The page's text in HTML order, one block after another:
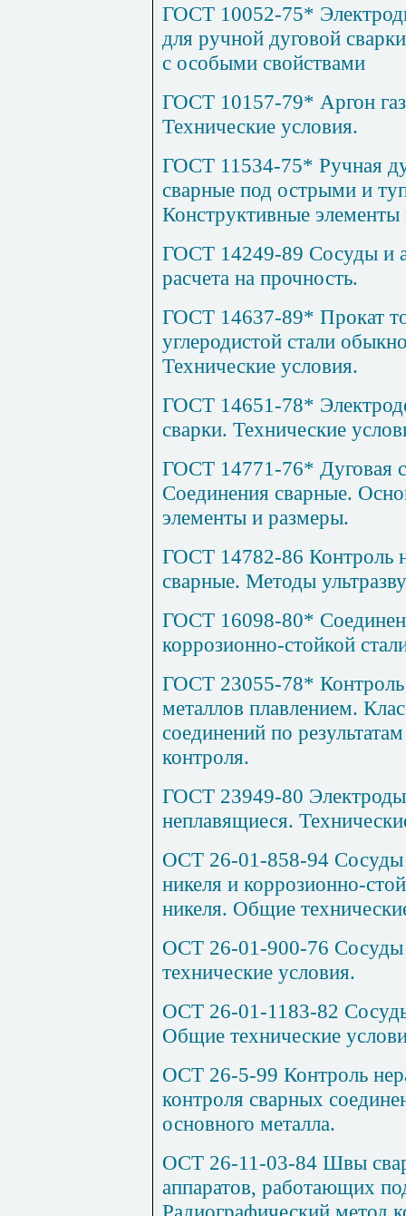
ГОСТ 10052-75*
для ручной дуговой
с особыми свойствами
ГОСТ 10157-79* Аргон
Технические условия.
ГОСТ 11534-75* Ручная
сварные под острыми и
Конструктивные
ГОСТ 14249-89 Сосуды и
расчета на прочность.
ГОСТ 14637-89* Прокат
углеродистой стали
Технические условия.
ГОСТ 14651-78*
сварки. Технические
ГОСТ 14771-76* Дуговая
Соединения сварные.
элементы и размеры.
ГОСТ 14782-86 Контроль
сварные. Методы
ГОСТ 16098-80*
коррозионно-стойкой
ГОСТ 23055-78*
металлов плавлением.
соединений по
контроля.
ГОСТ 23949-80
неплавящиеся.
ОСТ 26-01-858-94 Сосуды
никеля и коррозионно-
никеля. Общие
ОСТ 26-01-900-76
технические условия.
ОСТ 26-01-1183-82
Общие технические
ОСТ 26-5-99 Контроль
контроля сварных
основного металла.
ОСТ 26-11-03-84 Швы
аппаратов, работающих